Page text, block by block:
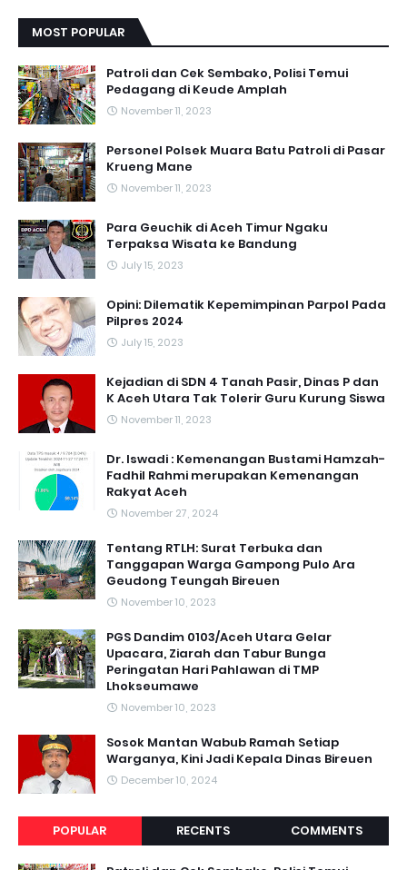
MOST POPULAR
Patroli dan Cek Sembako, Polisi Temui
Pedagang di Keude Amplah
November 11, 2023
Personel Polsek Muara Batu Patroli di Pasar
Krueng Mane
November 11, 2023
Para Geuchik di Aceh Timur Ngaku
Terpaksa Wisata ke Bandung
July 15, 2023
Opini: Dilematik Kepemimpinan Parpol Pada
Pilpres 2024
July 15, 2023
Kejadian di SDN 4 Tanah Pasir, Dinas P dan
K Aceh Utara Tak Tolerir Guru Kurung Siswa
November 11, 2023
Dr. Iswadi : Kemenangan Bustami Hamzah-
Fadhil Rahmi merupakan Kemenangan
Rakyat Aceh
November 27, 2024
Tentang RTLH: Surat Terbuka dan
Tanggapan Warga Gampong Pulo Ara
Geudong Teungah Bireuen
November 10, 2023
PGS Dandim 0103/Aceh Utara Gelar
Upacara, Ziarah dan Tabur Bunga
Peringatan Hari Pahlawan di TMP
Lhokseumawe
November 10, 2023
Sosok Mantan Wabub Ramah Setiap
Warganya, Kini Jadi Kepala Dinas Bireuen
December 10, 2024
POPULAR RECENTS COMMENTS